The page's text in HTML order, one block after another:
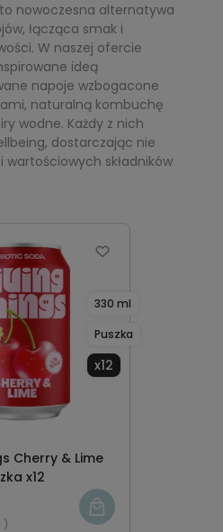
nowoczesna alternatywa
łącząca smak i
W naszej ofercie
ideą
napoje wzbogacone
naturalną kombuchę
wodne. Każdy z nich
dostarczając nie
wartościowych składników
Cherry & Lime
x12
330 ml
Puszka
x12
)